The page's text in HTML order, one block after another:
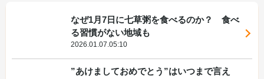
なぜ1月7日に七草粥を食べるのか？ 食べ
る習慣がない地域も
2026.01.07.05:10
”あけましておめでとう”はいつまで言え